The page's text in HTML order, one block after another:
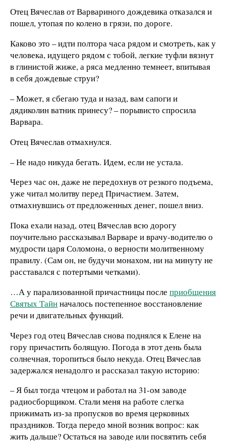
Отец Вячеслав от Варвариного дождевика отказался и
пошел, утопая по колено в грязи, по дороге.
Каково это – идти полтора часа рядом и смотреть, как у
человека, идущего рядом с тобой, легкие туфли вязнут
в глинистой жиже, а ряса медленно темнеет, впитывая
в себя дождевые струи?
– Может, я сбегаю туда и назад, вам сапоги и
дядиколин ватник принесу? – порывисто спросила
Варвара.
Отец Вячеслав отмахнулся.
– Не надо никуда бегать. Идем, если не устала.
Через час он, даже не передохнув от резкого подъема,
уже читал молитву перед Причастием. Затем,
отмахнувшись от предложенных денег, пошел вниз.
Пока ехали назад, отец Вячеслав всю дорогу
поучительно рассказывал Варваре и врачу-водителю о
мудрости царя Соломона, о верности молитвенному
правилу. (Сам он, не будучи монахом, ни на минуту не
расставался с потертыми четками).
…А у парализованной причастницы после приобщения
Святых Тайнначалось постепенное восстановление
речи и двигательных функций.
Через год отец Вячеслав снова поднялся к Елене на
гору причастить болящую. Погода в этот день была
солнечная, торопиться было некуда. Отец Вячеслав
задержался ненадолго и рассказал такую историю:
– Я был тогда чтецом и работал на 31-ом заводе
радиосборщиком. Стали меня на работе слегка
прижимать из-за пропусков во время церковных
праздников. Тогда передо мной возник вопрос: как
жить дальше? Остаться на заводе или посвятить себя